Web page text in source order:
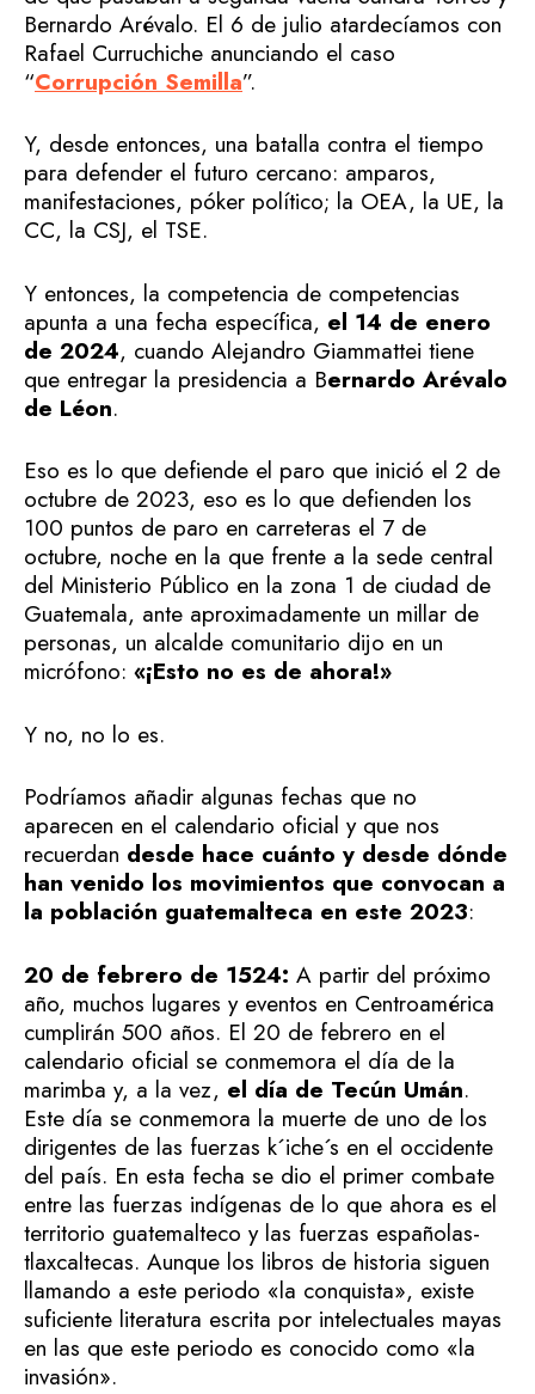
Bernardo Arévalo. El 6 de julio atardecíamos con
Rafael Curruchiche anunciando el caso
“Corrupción Semilla”.
Y, desde entonces, una batalla contra el tiempo
para defender el futuro cercano: amparos,
manifestaciones, póker político; la OEA, la UE, la
CC, la CSJ, el TSE.
Y entonces, la competencia de competencias
apunta a una fecha específica, el 14 de enero
de 2024, cuando Alejandro Giammattei tiene
que entregar la presidencia a Bernardo Arévalo
de Léon.
Eso es lo que defiende el paro que inició el 2 de
octubre de 2023, eso es lo que defienden los
100 puntos de paro en carreteras el 7 de
octubre, noche en la que frente a la sede central
del Ministerio Público en la zona 1 de ciudad de
Guatemala, ante aproximadamente un millar de
personas, un alcalde comunitario dijo en un
micrófono: «¡Esto no es de ahora!»
Y no, no lo es.
Podríamos añadir algunas fechas que no
aparecen en el calendario oficial y que nos
recuerdan desde hace cuánto y desde dónde
han venido los movimientos que convocan a
la población guatemalteca en este 2023:
20 de febrero de 1524: A partir del próximo
año, muchos lugares y eventos en Centroamérica
cumplirán 500 años. El 20 de febrero en el
calendario oficial se conmemora el día de la
marimba y, a la vez, el día de Tecún Umán.
Este día se conmemora la muerte de uno de los
dirigentes de las fuerzas k´iche´s en el occidente
del país. En esta fecha se dio el primer combate
entre las fuerzas indígenas de lo que ahora es el
territorio guatemalteco y las fuerzas españolas-
tlaxcaltecas. Aunque los libros de historia siguen
llamando a este periodo «la conquista», existe
suficiente literatura escrita por intelectuales mayas
en las que este periodo es conocido como «la
invasión».